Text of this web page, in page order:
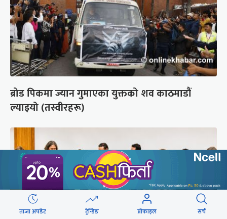
ब्रोड पिकमा ज्यान गुमाएका युक्तको शव काठमाडौं
ल्याइयो (तस्वीरहरू)
ताजा अपडेट ट्रेन्डिङ प्रोफाइल सर्च